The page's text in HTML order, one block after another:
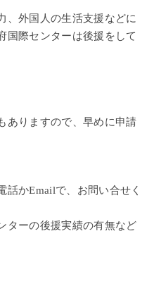
、外国人の生活支援などに
国際センターは後援をして
りますので、早めに申請
話かEmailで、お問い合せく
ターの後援実績の有無など